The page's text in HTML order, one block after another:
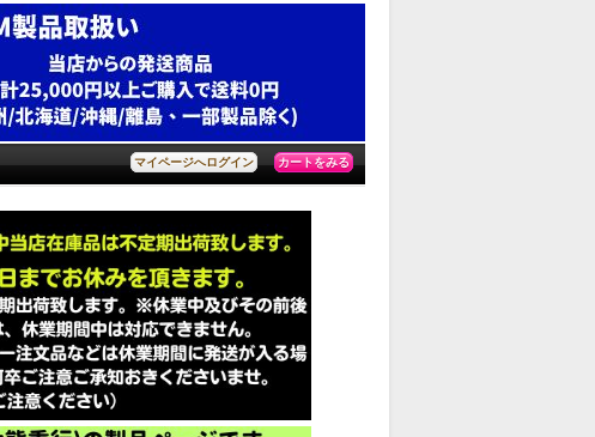
マイページへログイン カートをみる